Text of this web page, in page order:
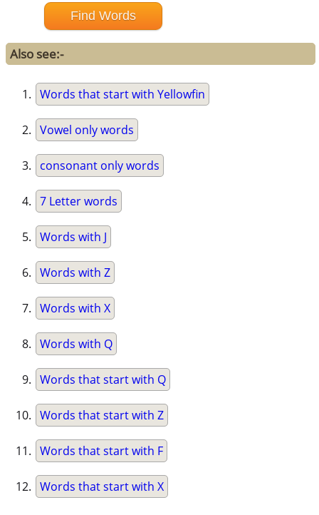
Also see:-
Words that start with Yellowfin
Vowel only words
consonant only words
7 Letter words
Words with J
Words with Z
Words with X
Words with Q
Words that start with Q
Words that start with Z
Words that start with F
Words that start with X